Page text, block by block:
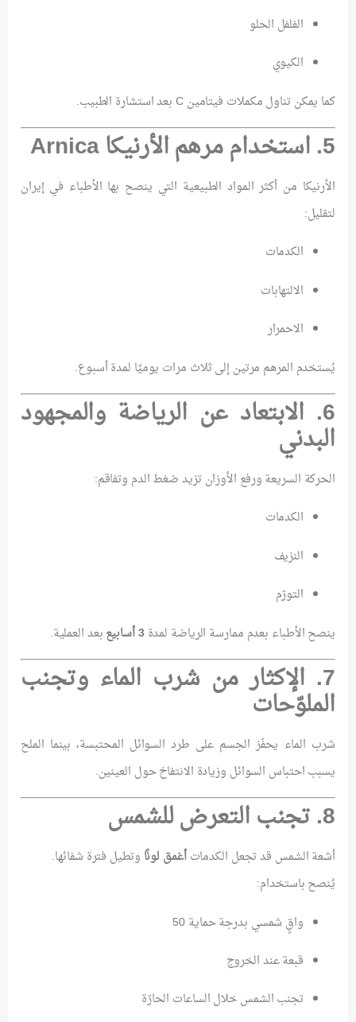
الفلفل الحلو
الكيوي
كما يمكن تناول مكملات فيتامين C بعد استشارة الطبيب.
5. استخدام مرهم الأرنيكا Arnica
الأرنيكا من أكثر المواد الطبيعية التي ينصح بها الأطباء في إيران
لتقليل:
الكدمات
الالتهابات
الاحمرار
يُستخدم المرهم مرتين إلى ثلاث مرات يوميًا لمدة أسبوع.
6. الابتعاد عن الرياضة والمجهود
البدني
الحركة السريعة ورفع الأوزان تزيد ضغط الدم وتفاقم:
الكدمات
النزيف
التورّم
ينصح الأطباء بعدم ممارسة الرياضة لمدة3 أسابيع بعد العملية.
7. الإكثار من شرب الماء وتجنب
الملوّحات
شرب الماء يحفّز الجسم على طرد السوائل المحتبسة، بينما الملح
يسبب احتباس السوائل وزيادة الانتفاخ حول العينين.
8. تجنب التعرض للشمس
أشعة الشمس قد تجعل الكدماتأغمق لونًا وتطيل فترة شفائها.
يُنصح باستخدام:
واقٍ شمسي بدرجة حماية 50
قبعة عند الخروج
تجنب الشمس خلال الساعات الحارّة